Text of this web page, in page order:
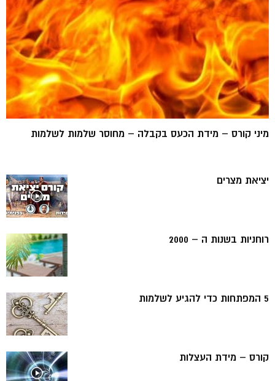
מיני קורס – מידת הכעס בקבלה – מחוסר שלמות לשלמות
יציאת מצרים
רוחניות בשנות ה – 2000
5 המפתחות כדי להגיע לשלמות
קורס – מידת העצלות